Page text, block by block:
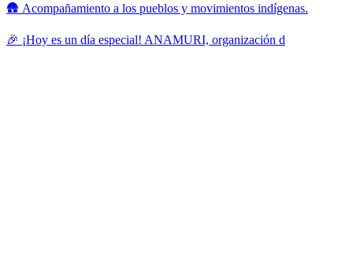
🛖 Acompañamiento a los pueblos y movimientos indígenas.
🎉 ¡Hoy es un día especial! ANAMURI, organización d